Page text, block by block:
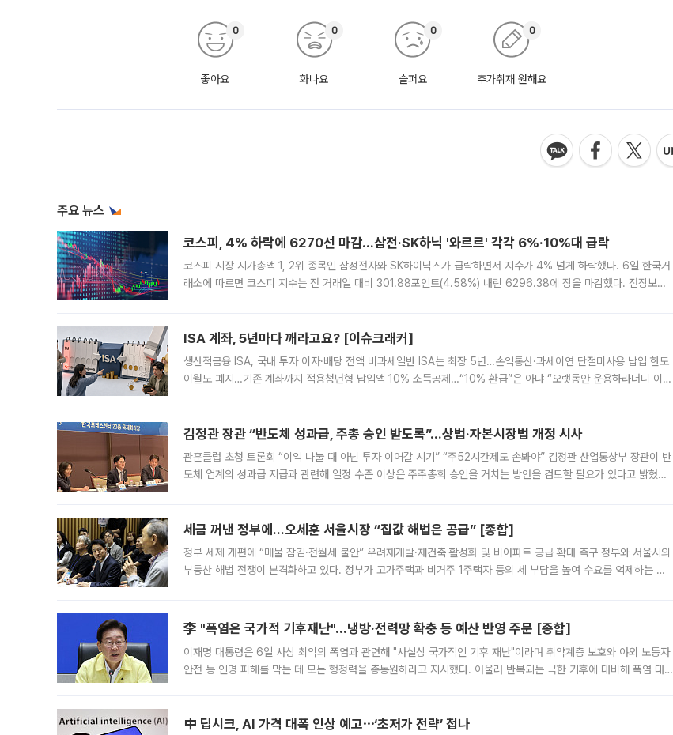
좋아요
0
화나요
0
슬퍼요
0
추가취재 원해요
0
주요 뉴스
코스피, 4% 하락에 6270선 마감…삼전·SK하닉 '와르르' 각각 6%·10%대 급락
코스피 시장 시가총액 1, 2위 종목인 삼성전자와 SK하이닉스가 급락하면서 지수가 4% 넘게 하락했다. 6일 한국거
래소에 따르면 코스피 지수는 전 거래일 대비 301.88포인트(4.58%) 내린 6296.38에 장을 마감했다. 전장보다
ISA 계좌, 5년마다 깨라고요? [이슈크래커]
생산적금융 ISA, 국내 투자 이자·배당 전액 비과세일반 ISA는 최장 5년…손익통산·과세이연 단절미사용 납입 한도
이월도 폐지…기존 계좌까지 적용청년형 납입액 10% 소득공제…“10% 환급”은 아냐 “오랫동안 운용하라더니 이제
김정관 장관 “반도체 성과급, 주총 승인 받도록”…상법·자본시장법 개정 시사
관훈클럽 초청 토론회 “이익 나눌 때 아닌 투자 이어갈 시기” “주52시간제도 손봐야” 김정관 산업통상부 장관이 반
도체 업계의 성과급 지급과 관련해 일정 수준 이상은 주주총회 승인을 거치는 방안을 검토할 필요가 있다고 밝혔다.
세금 꺼낸 정부에…오세훈 서울시장 “집값 해법은 공급” [종합]
정부 세제 개편에 “매물 잠김·전월세 불안” 우려재개발·재건축 활성화 및 비아파트 공급 확대 촉구 정부와 서울시의
부동산 해법 전쟁이 본격화하고 있다. 정부가 고가주택과 비거주 1주택자 등의 세 부담을 높여 수요를 억제하는 카
李 "폭염은 국가적 기후재난"…냉방·전력망 확충 등 예산 반영 주문 [종합]
이재명 대통령은 6일 사상 최악의 폭염과 관련해 "사실상 국가적인 기후 재난"이라며 취약계층 보호와 야외 노동자
안전 등 인명 피해를 막는 데 모든 행정력을 총동원하라고 지시했다. 아울러 반복되는 극한 기후에 대비해 폭염 대응
中 딥시크, AI 가격 대폭 인상 예고⋯‘초저가 전략’ 접나